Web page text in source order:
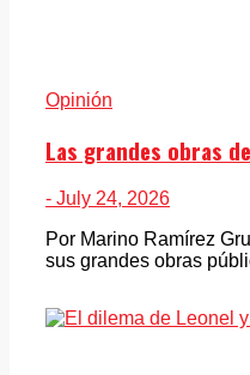
Opinión
Las grandes obras
- July 24, 2026
Por Marino Ramírez
sus grandes obras